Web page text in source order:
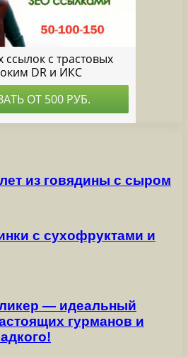
из говядины с сыром
с сухофруктами и
— идеальный
гурманов и